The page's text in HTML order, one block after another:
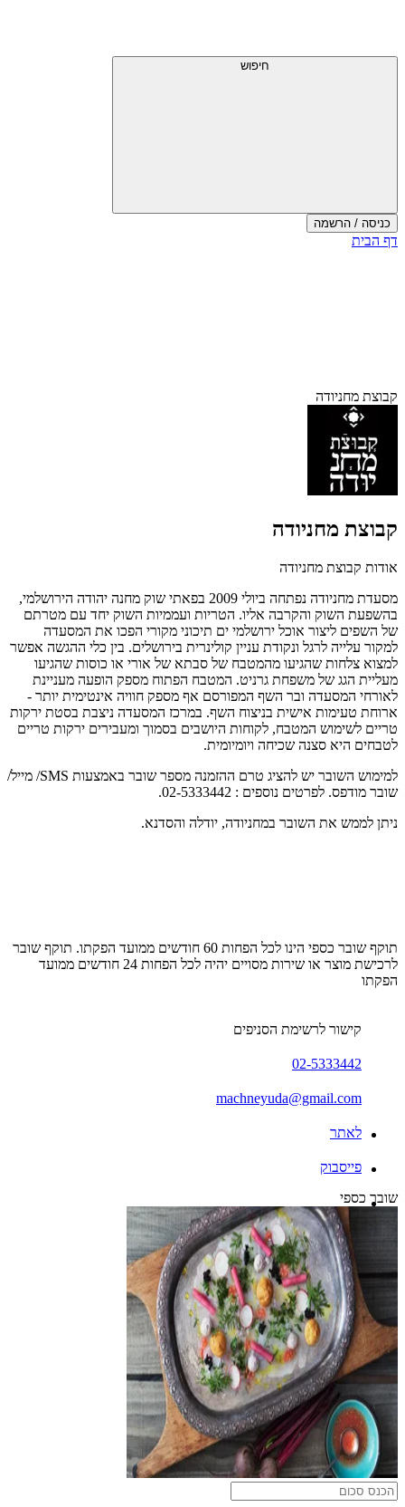
עליון
חיפוש
כניסה / הרשמה
סוף
דף הבית
קבוצת מחניודה
קבוצת מחניודה
אודות קבוצת מחניודה
מסעדת מחניודה נפתחה ביולי 2009 בפאתי שוק מחנה יהודה הירושלמי,
בהשפעת השוק והקרבה אליו. הטריות ועממיות השוק יחד עם מטרתם
של השפים ליצור אוכל ירושלמי ים תיכוני מקורי הפכו את המסעדה
למקור עלייה לרגל ונקודת עניין קולינרית בירושלים. בין כלי ההגשה אפשר
למצוא צלחות שהגיעו מהמטבח של סבתא של אורי או כוסות שהגיעו
מעליית הגג של משפחת גרניט. המטבח הפתוח מספק הופעה מעניינת
לאורחי המסעדה ובר השף המפורסם אף מספק חוויה אינטימית יותר -
ארוחת טעימות אישית בניצוח השף. במרכז המסעדה ניצבת בסטת ירקות
טריים לשימוש המטבח, לקוחות היושבים בסמוך ומעבירים ירקות טריים
לטבחים היא סצנה שכיחה ויומיומית.
למימוש השובר יש להציג טרם ההזמנה מספר שובר באמצעות SMS/ מייל/
שובר מודפס. לפרטים נוספים : 02-5333442.
ניתן לממש את השובר במחניודה, יודלה והסדנא.
תוקף שובר כספי הינו לכל הפחות 60 חודשים ממועד הפקתו. תוקף שובר
לרכישת מוצר או שירות מסויים יהיה לכל הפחות 24 חודשים ממועד
הפקתו
קישור לרשימת הסניפים
02-5333442
machneyuda@gmail.com
לאתר
פייסבוק
שובר כספי